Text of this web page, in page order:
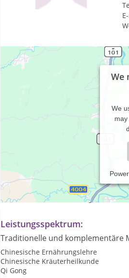
We
We
Praxiszeiten:
Termine nach Vereinbarung
Leistungsspektrum:
Traditionelle und komplementäre
Chinesische Ernährungslehre
Chinesische Kräuterheilkunde
Qi Gong